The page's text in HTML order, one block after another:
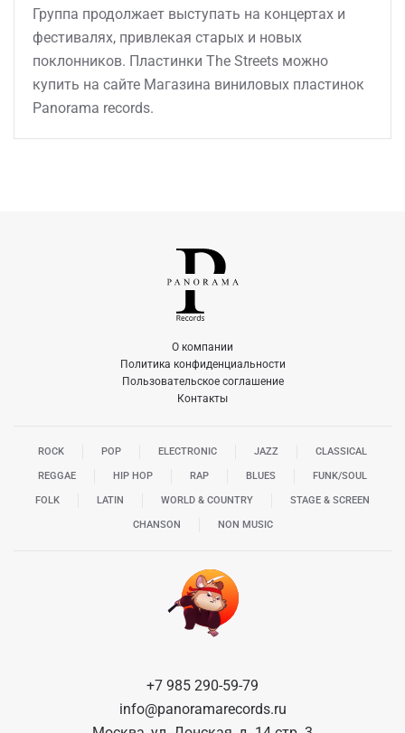
Группа продолжает выступать на концертах и
фестивалях, привлекая старых и новых
поклонников. Пластинки The Streets можно
купить на сайте Магазина виниловых пластинок
Panorama records.
О компании
Политика конфиденциальности
Пользовательское соглашение
Контакты
ROCK POP ELECTRONIC JAZZ CLASSICAL
REGGAE HIP HOP RAP BLUES FUNK/SOUL
FOLK LATIN WORLD & COUNTRY STAGE & SCREEN
CHANSON NON MUSIC
+7 985 290-59-79
info@panoramarecords.ru